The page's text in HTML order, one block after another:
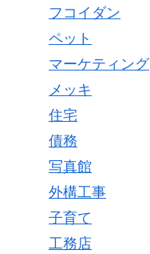
フコイダン
ペット
マーケティング
メッキ
住宅
債務
写真館
外構工事
子育て
工務店